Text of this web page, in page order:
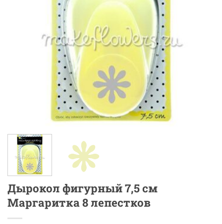
Дырокол фигурный 7,5 см
Маргаритка 8 лепестков